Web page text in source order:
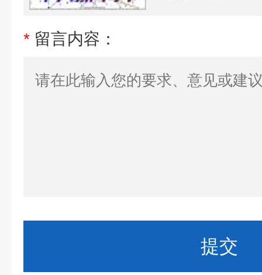
* 留言内容：